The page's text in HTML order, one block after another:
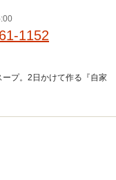
1152
ープ。2日かけて作る『自家